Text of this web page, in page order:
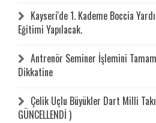
Kayseri'de 1. Kademe Boccia
Eğitimi Yapılacak.
Antrenör Seminer İşlemini
Dikkatine
Çelik Uçlu Büyükler Dart Milli
GÜNCELLENDİ )